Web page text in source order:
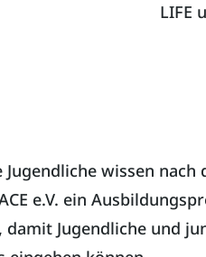
LIFE
wissen nach
e.V. ein
Jugendliche und